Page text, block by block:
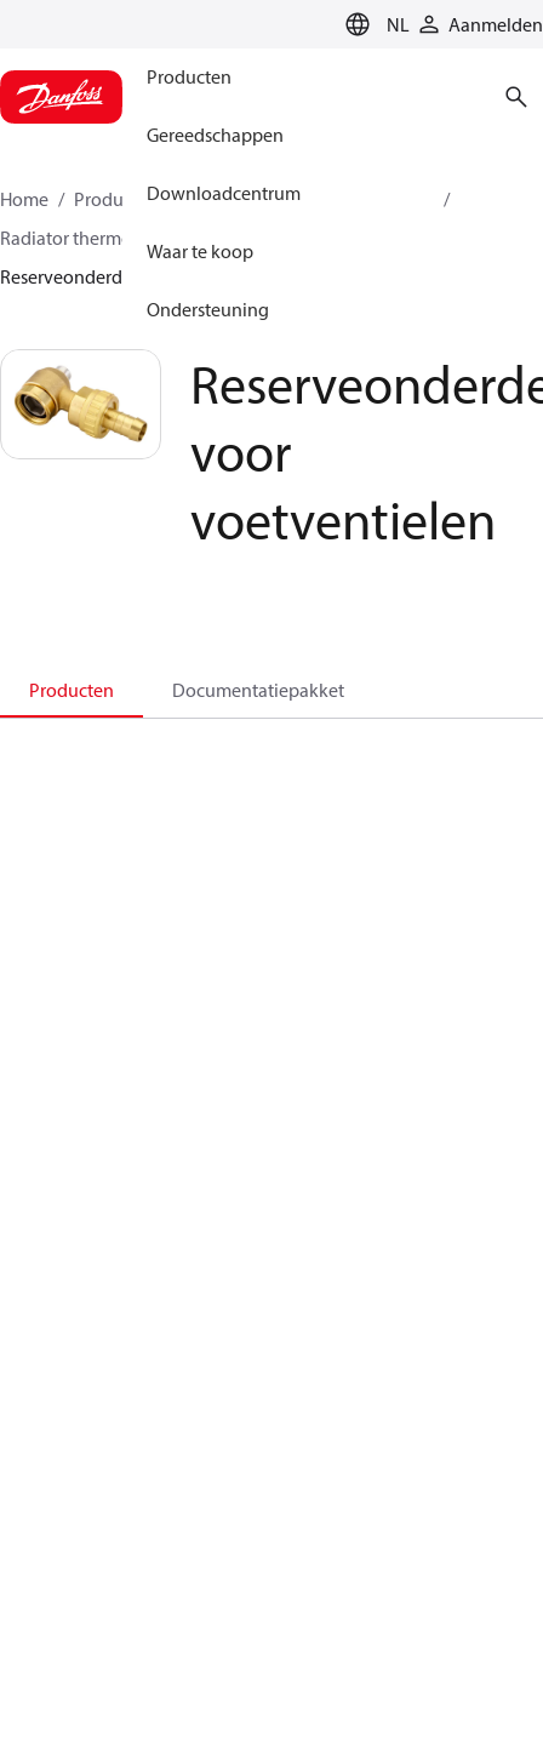
NL Aanmelden
Producten
Gereedschappen
Downloadcentrum
Waar te koop
Ondersteuning
Home Producten
Climate Solutions voor heating
Radiator thermostaten
Reserveonderdelen voor voetventielen
voor
voetventielen
Producten Documentatiepakket